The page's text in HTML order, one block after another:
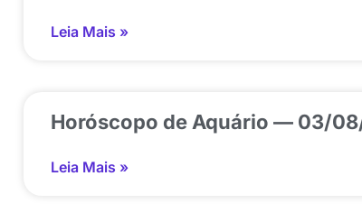
Leia Mais »
Horóscopo de Aquário — 03/
Leia Mais »